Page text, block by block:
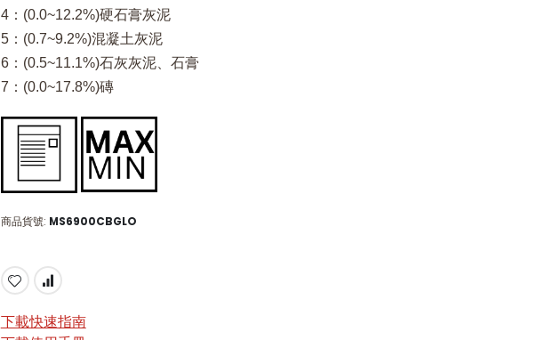
4：(0.0~12.2%)硬石膏灰泥
5：(0.7~9.2%)混凝土灰泥
6：(0.5~11.1%)石灰灰泥、石膏
7：(0.0~17.8%)磚
商品貨號 MS6900CBGLO
下載快速指南